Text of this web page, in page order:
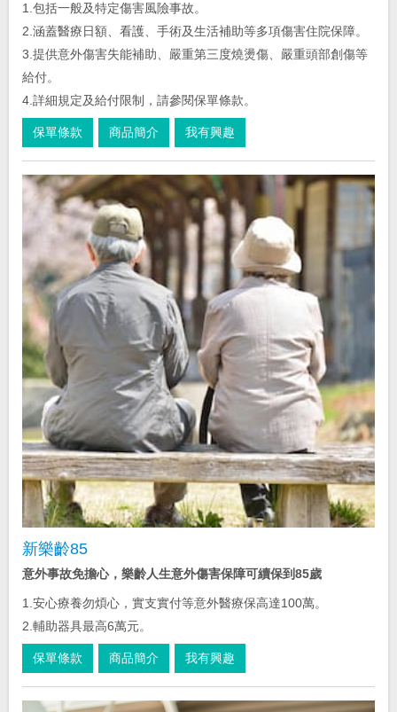
1.包括一般及特定傷害風險事故。
2.涵蓋醫療日額、看護、手術及生活補助等多項傷害住院保障。
3.提供意外傷害失能補助、嚴重第三度燒燙傷、嚴重頭部創傷等
給付。
4.詳細規定及給付限制，請參閱保單條款。
保單條款 商品簡介 我有興趣
新樂齡85
意外事故免擔心，樂齡人生意外傷害保障可續保到85歲
1.安心療養勿煩心，實支實付等意外醫療保高達100萬。
2.輔助器具最高6萬元。
保單條款 商品簡介 我有興趣